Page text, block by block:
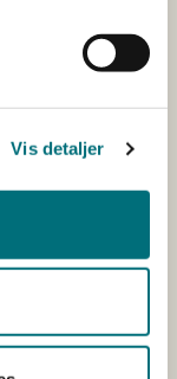
Vis detaljer
ud over